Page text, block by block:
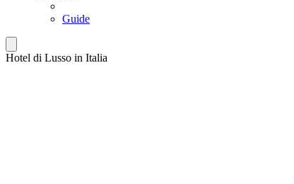
Guide
Hotel di Lusso in Italia